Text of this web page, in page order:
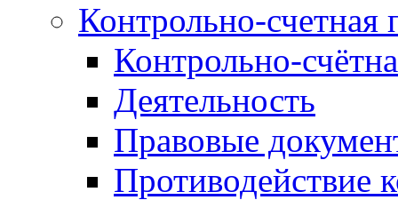
Контрольно-счетная
Контрольно-
Деятельность
Правовые
Противодействие